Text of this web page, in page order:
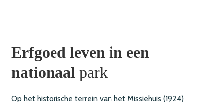
Erfgoed leven in een
nationaal park
Op het historische terrein van het Missiehuis (1924)